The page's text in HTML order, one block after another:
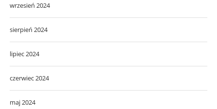
wrzesień 2024
sierpień 2024
lipiec 2024
czerwiec 2024
maj 2024